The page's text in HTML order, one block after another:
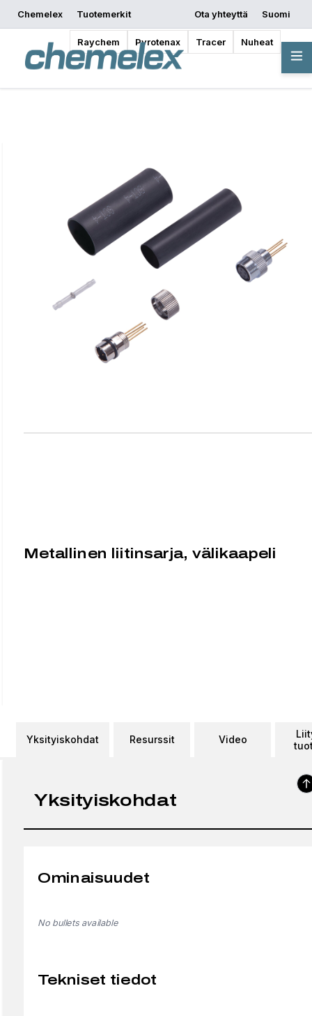
Chemelex Tuotemerkit
Raychem Pyrotenax Tracer Nuheat
Ota yhteyttä
Suomi
Pyydä tarjous
Mistä ostaa Aloita suunnittelu
Yleiskatsaus
Metallinen liitinsarja, välikaapeli
Yksityiskohdat Resurssit Video
Yksityiskohdat
Ominaisuudet
No bullets available
Tekniset tiedot